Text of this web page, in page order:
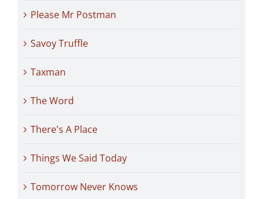
Please Mr Postman
Savoy Truffle
Taxman
The Word
There's A Place
Things We Said Today
Tomorrow Never Knows